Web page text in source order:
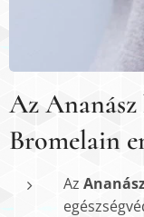
Az
Bromelain
Az